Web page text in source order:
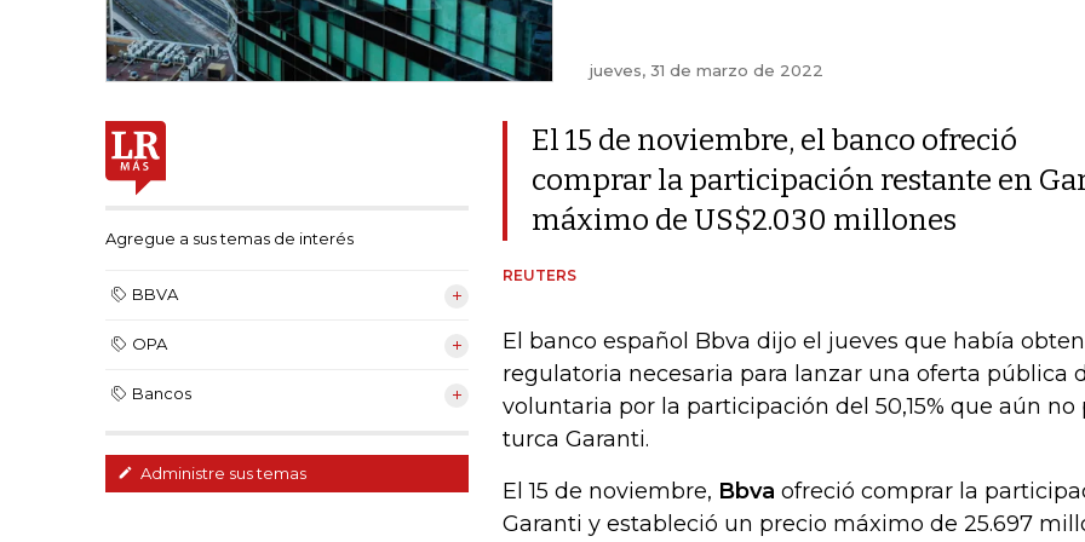
jueves, 31 de marzo de 2022
Agregue a sus temas de interés
BBVA
OPA
Bancos
Administre sus temas
El 15 de noviembre, el banco ofreció
comprar la participación restante en
máximo de US$2.030 millones
REUTERS
El banco español Bbva dijo el jueves que había
regulatoria necesaria para lanzar una oferta pública
voluntaria por la participación del 50,15% que aún
turca Garanti.
El 15 de noviembre, Bbva ofreció comprar la
Garanti y estableció un precio máximo de 25.697